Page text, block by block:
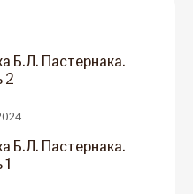
Б.Л. Пастернака.
2
Б.Л. Пастернака.